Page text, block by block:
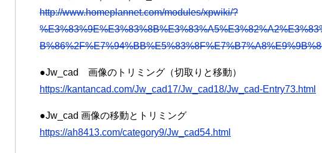
http://www.homeplannet.com/modules/xpwiki/?
●Jw_cad 画像のトリミング（切取りと移動）
https://kantancad.com/Jw_cad17/Jw_cad18/Jw_cad-Entry73.html
●Jw_cad 画像の移動とトリミング
https://ah8413.com/category9/Jw_cad54.html